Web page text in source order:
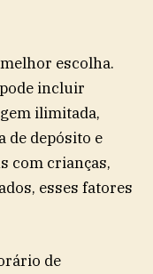
escolha.
incluir
ilimitada,
de depósito e
com crianças,
esses fatores
de